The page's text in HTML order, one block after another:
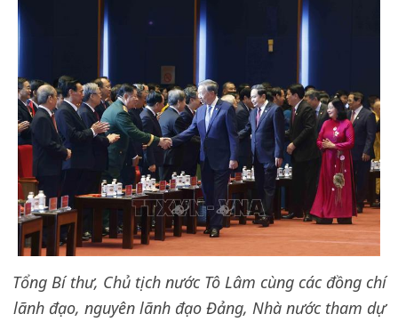
Tổng Bí thư, Chủ tịch nước Tô Lâm cùng các đồng chí
lãnh đạo, nguyên lãnh đạo Đảng, Nhà nước tham dự